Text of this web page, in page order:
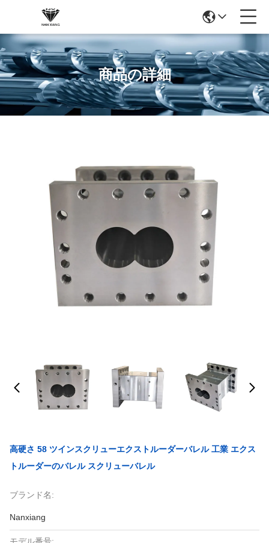
商品の詳細
高硬さ 58 ツインスクリューエクストルーダーバレル 工業 エクス
トルーダーのバレル スクリューバレル
ブランド名:
Nanxiang